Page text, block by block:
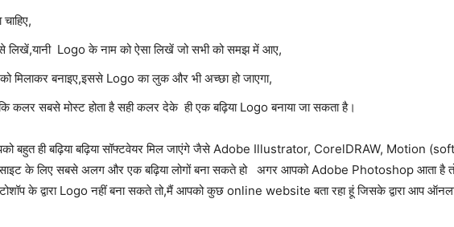
लिखें,यानी Logo के नाम को ऐसा लिखें जो सभी को समझ में आए,
मिलाकर बनाइए,इससे Logo का लुक और भी अच्छा हो जाएगा,
कलर सबसे मोस्ट होता है सही कलर देके ही एक बढ़िया Logo बनाया जा सकता है।
बहुत ही बढ़िया बढ़िया सॉफ्टवेयर मिल जाएंगे जैसे Adobe Illustrator, CorelDRAW, Motion
के लिए सबसे अलग और एक बढ़िया लोगों बना सकते हो अगर आपको Adobe Photoshop
के द्वारा Logo नहीं बना सकते तो,मैं आपको कुछ online website बता रहा हूं जिसके द्वारा आप